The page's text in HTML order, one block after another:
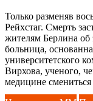
Только разменяв
Рейхстаг. Смерть
жителям Берлина об
больница,
университетского
Вирхова, ученого,
медицине смениться